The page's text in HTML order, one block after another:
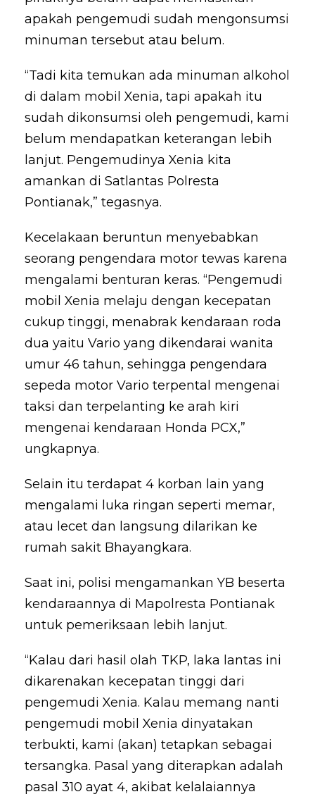
apakah pengemudi sudah mengonsumsi
minuman tersebut atau belum.
“Tadi kita temukan ada minuman alkohol
di dalam mobil Xenia, tapi apakah itu
sudah dikonsumsi oleh pengemudi, kami
belum mendapatkan keterangan lebih
lanjut. Pengemudinya Xenia kita
amankan di Satlantas Polresta
Pontianak,” tegasnya.
Kecelakaan beruntun menyebabkan
seorang pengendara motor tewas karena
mengalami benturan keras. “Pengemudi
mobil Xenia melaju dengan kecepatan
cukup tinggi, menabrak kendaraan roda
dua yaitu Vario yang dikendarai wanita
umur 46 tahun, sehingga pengendara
sepeda motor Vario terpental mengenai
taksi dan terpelanting ke arah kiri
mengenai kendaraan Honda PCX,”
ungkapnya.
Selain itu terdapat 4 korban lain yang
mengalami luka ringan seperti memar,
atau lecet dan langsung dilarikan ke
rumah sakit Bhayangkara.
Saat ini, polisi mengamankan YB beserta
kendaraannya di Mapolresta Pontianak
untuk pemeriksaan lebih lanjut.
“Kalau dari hasil olah TKP, laka lantas ini
dikarenakan kecepatan tinggi dari
pengemudi Xenia. Kalau memang nanti
pengemudi mobil Xenia dinyatakan
terbukti, kami (akan) tetapkan sebagai
tersangka. Pasal yang diterapkan adalah
pasal 310 ayat 4, akibat kelalaiannya